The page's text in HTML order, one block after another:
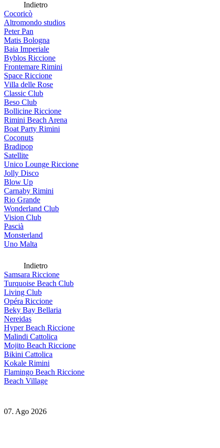
Indietro
Cocoricò
Altromondo studios
Peter Pan
Matis Bologna
Baia Imperiale
Byblos Riccione
Frontemare Rimini
Space Riccione
Villa delle Rose
Classic Club
Beso Club
Bollicine Riccione
Rimini Beach Arena
Boat Party Rimini
Coconuts
Bradipop
Satellite
Unico Lounge Riccione
Jolly Disco
Blow Up
Carnaby Rimini
Rio Grande
Wonderland Club
Vision Club
Pascià
Monsterland
Uno Malta
Indietro
Samsara Riccione
Turquoise Beach Club
Living Club
Opéra Riccione
Beky Bay Bellaria
Nereidas
Hyper Beach Riccione
Malindi Cattolica
Mojito Beach Riccione
Bikini Cattolica
Kokale Rimini
Flamingo Beach Riccione
Beach Village
07. Ago 2026